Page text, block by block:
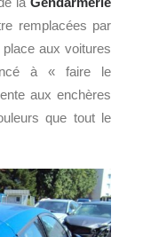
remplacées par
aux voitures
à « faire le
aux enchères
que tout le